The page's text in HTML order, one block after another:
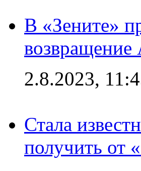
В «Зените»
возвращение
2.8.2023,
Стала
получить от